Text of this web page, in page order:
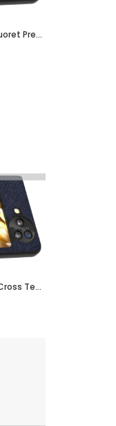
Case Oppo Find N3 Flip Puhelinkuoret Premium Abeel
Kotelot Oppo Find N3 Flip Abeel Cross Texture Suojakuori